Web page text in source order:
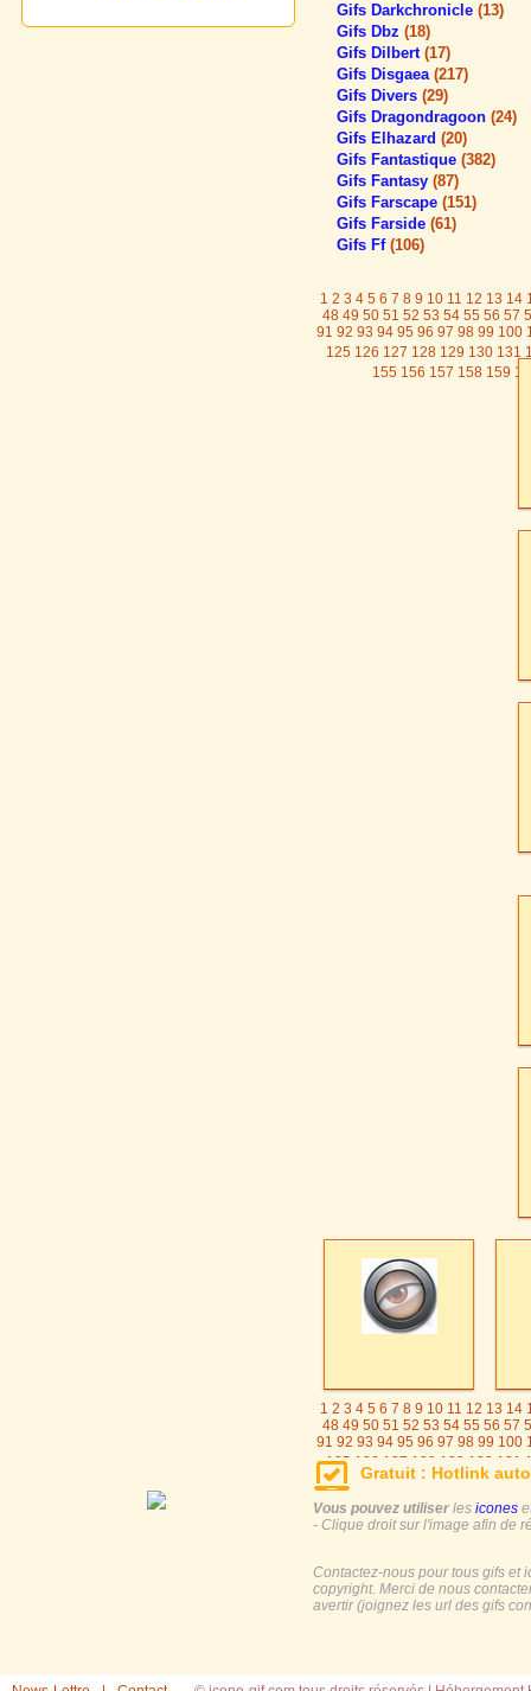
Gifs Darkchronicle (13)
Gifs Dbz (18)
Gifs Dilbert (17)
Gifs Disgaea (217)
Gifs Divers (29)
Gifs Dragondragoon (24)
Gifs Elhazard (20)
Gifs Fantastique (382)
Gifs Fantasy (87)
Gifs Farscape (151)
Gifs Farside (61)
Gifs Ff (106)
1 2 3 4 5 6 7 8 9 10 11 12 13 14
48 49 50 51 52 53 54 55 56 57
91 92 93 94 95 96 97 98 99 100
125 126 127 128 129 130 131
155 156 157 158 159
1 2 3 4 5 6 7 8 9 10 11 12 13 14
48 49 50 51 52 53 54 55 56 57
91 92 93 94 95 96 97 98 99 100
125 126 127 128 129 130 131
155 156 157 158 159
Gratuit : Hotlink
Vous pouvez utiliser les icones
- Clique droit sur l'image afin de
Contactez-nous pour tous gifs et
copyright. Merci de nous
avertir (joignez les url des gifs